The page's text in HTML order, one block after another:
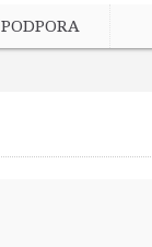
PODPORA